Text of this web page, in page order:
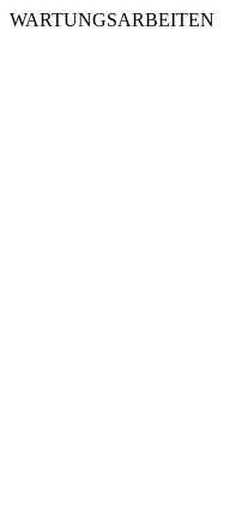
WARTUNGSARBEITEN